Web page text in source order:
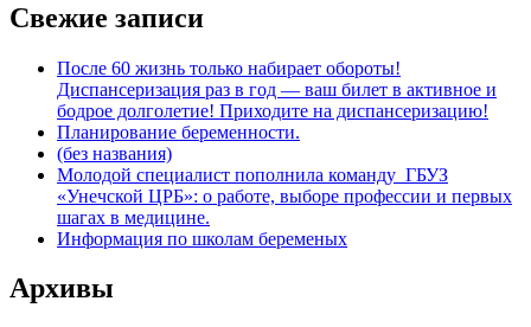
Свежие записи
После 60 жизнь только набирает обороты!
Диспансеризация раз в год — ваш билет в активное и
бодрое долголетие! Приходите на диспансеризацию!
Планирование беременности.
(без названия)
Молодой специалист пополнила команду ГБУЗ
«Унечской ЦРБ»: о работе, выборе профессии и первых
шагах в медицине.
Информация по школам беременых
Архивы